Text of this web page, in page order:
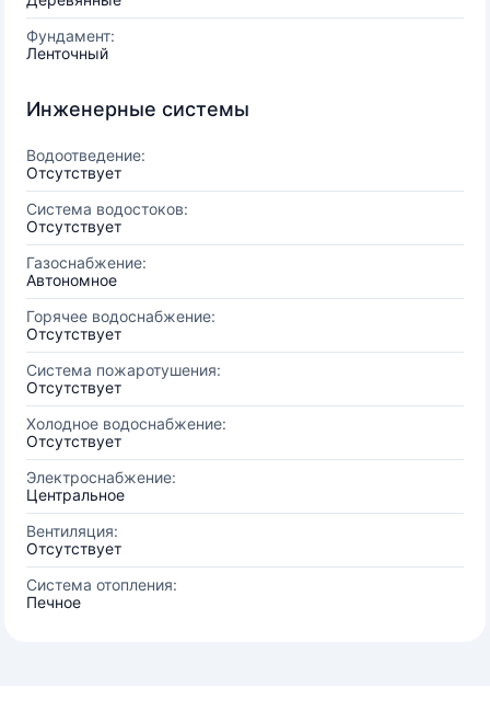
Фундамент:
Ленточный
Инженерные системы
Водоотведение:
Отсутствует
Система водостоков:
Отсутствует
Газоснабжение:
Автономное
Горячее водоснабжение:
Отсутствует
Система пожаротушения:
Отсутствует
Холодное водоснабжение:
Отсутствует
Электроснабжение:
Центральное
Вентиляция:
Отсутствует
Система отопления:
Печное